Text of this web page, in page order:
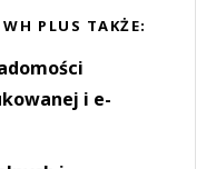
PLUS TAKŻE:
i e-